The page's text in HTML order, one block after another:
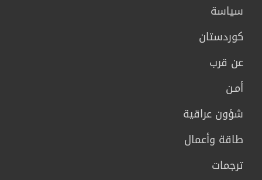
سیاسة
كوردستان
عن قرب
أمـن
شؤون عراقية
طاقة وأعمال
ترجمات